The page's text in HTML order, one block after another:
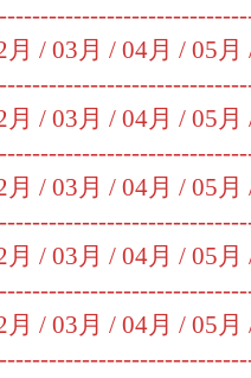
月 / 03月 / 04月 / 05月
月 / 03月 / 04月 / 05月
月 / 03月 / 04月 / 05月
月 / 03月 / 04月 / 05月
月 / 03月 / 04月 / 05月